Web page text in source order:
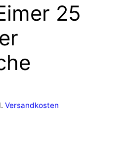
25
Versandkosten